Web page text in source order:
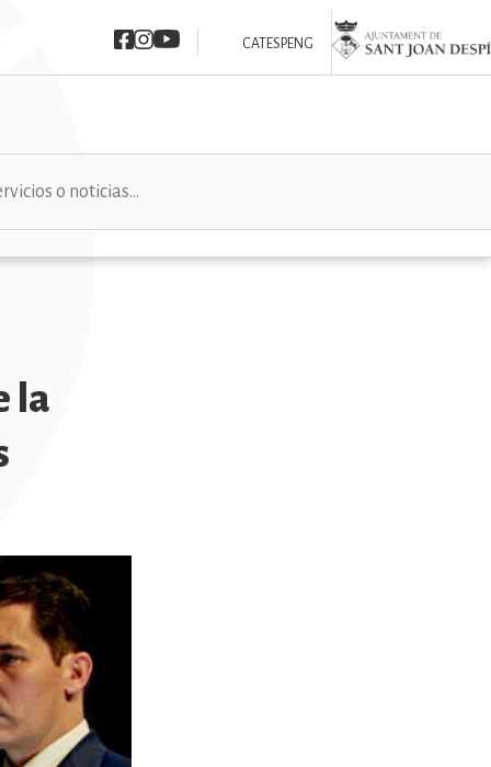
Imatge
Imatge
Imatge CAT ESPENG
Imatge
la